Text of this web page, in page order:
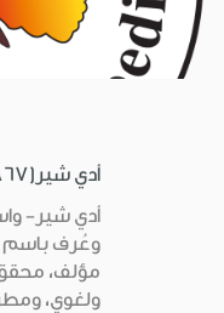
أدي شير(1867 - 1915)
أدي شير-
وعُرف باسم
مؤلف،
ولغوي،